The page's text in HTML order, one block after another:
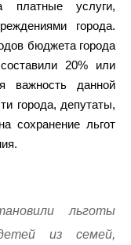
платные услуги,
города.
бюджета города
20% или
важность данной
города, депутаты,
сохранение льгот
льготы
из семей,